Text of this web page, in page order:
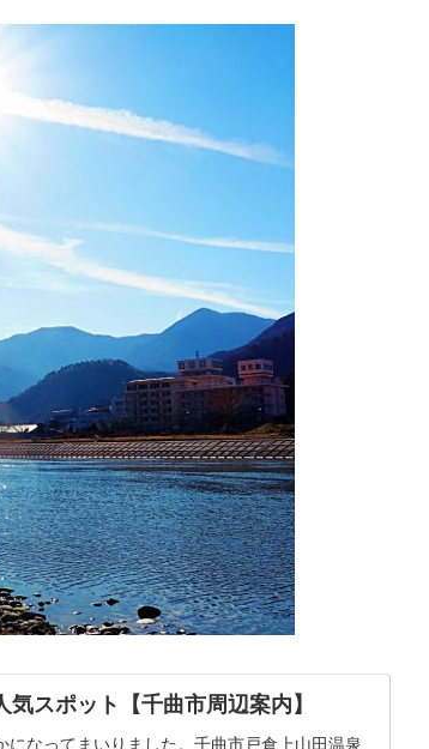
スポット【千曲市周辺案内】
なってまいりました。千曲市戸倉上山田温泉